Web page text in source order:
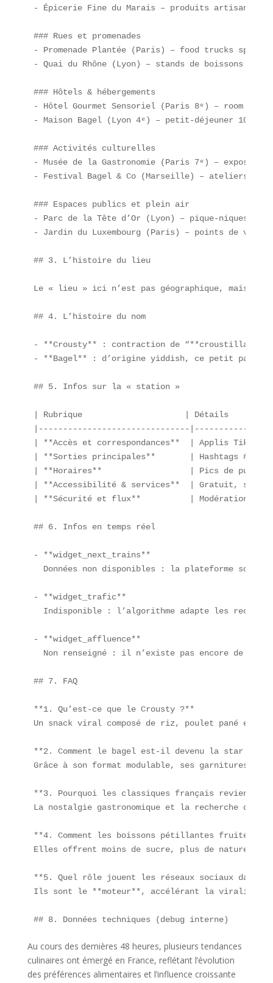
- Épicerie Fine du Marais – produits artisanaux
### Rues et promenades
- Promenade Plantée (Paris) – food trucks
- Quai du Rhône (Lyon) – stands de boissons sans
### Hôtels & hébergements
- Hôtel Gourmet Sensoriel (Paris 8ᵉ) – room
- Maison Bagel (Lyon 4ᵉ) – petit-déjeuner 100 %
### Activités culturelles
- Musée de la Gastronomie (Paris 7ᵉ) –
- Festival Bagel & Co (Marseille) – ateliers de
### Espaces publics et plein air
- Parc de la Tête d’Or (Lyon) – pique-niques
- Jardin du Luxembourg (Paris) – points de
## 3. L’histoire du lieu
Le « lieu » ici n’est pas géographique, mais
## 4. L’histoire du nom
- **Crousty** : contraction de
- **Bagel** : d’origine yiddish, ce petit pain
## 5. Infos sur la « station »
| Rubrique                     | Détails
|-------------------------------
| **Accès et correspondances**  | Applis
| **Sorties principales**       | Hashtags
| **Horaires**                  | Pics de
| **Accessibilité & services**  | Gratuit, sans
| **Sécurité et flux**          | Modération IA,
## 6. Infos en temps réel
- **widget_next_trains**
Données non disponibles : la plateforme
- **widget_trafic**
Indisponible : l’algorithme adapte les
- **widget_affluence**
Non renseigné : il n’existe pas encore de
## 7. FAQ
**1. Qu’est-ce que le Crousty ?**
Un snack viral composé de riz, poulet pané et
**2. Comment le bagel est-il devenu la star
Grâce à son format modulable, ses garnitures
**3. Pourquoi les classiques français
La nostalgie gastronomique et la recherche
**4. Comment les boissons pétillantes fruitées
Elles offrent moins de sucre, plus de naturel et
**5. Quel rôle jouent les réseaux sociaux dans
Ils sont le **moteur**, accélérant la viralité
Au cours des dernières 48 heures, plusieurs tendances
culinaires ont émergé en France, reflétant l’évolution
des préférences alimentaires et l’influence croissante